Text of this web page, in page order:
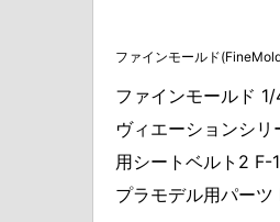
ファインモールド
ファインモールド
ヴィエーションシ
用シートベルト2 F-
プラモデル用パーツ